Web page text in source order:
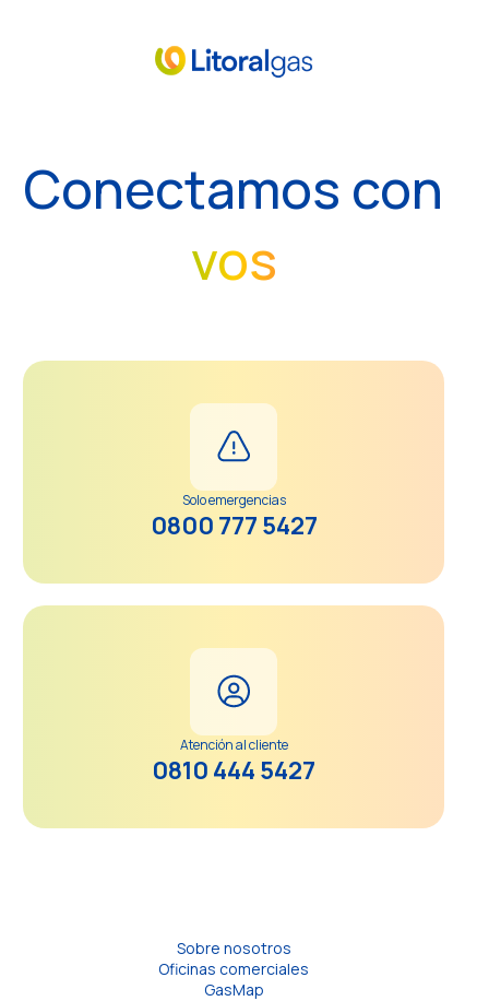
Conectamos con
vos
Solo emergencias
0800 777 5427
Atención al cliente
0810 444 5427
Sobre nosotros
Oficinas comerciales
GasMap